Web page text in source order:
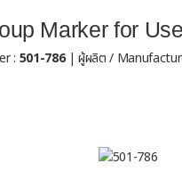
Marker for
: 501-786| ผู้ผลิต /